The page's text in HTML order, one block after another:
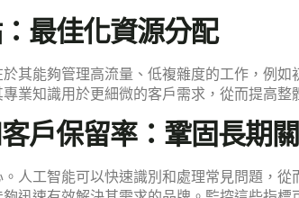
最佳化資源分配
其能夠管理高流量、低複雜度的工作，例
業知識用於更細微的客戶需求，從而提高
戶保留率：鞏固長期
人工智能可以快速識別和處理常見問題，